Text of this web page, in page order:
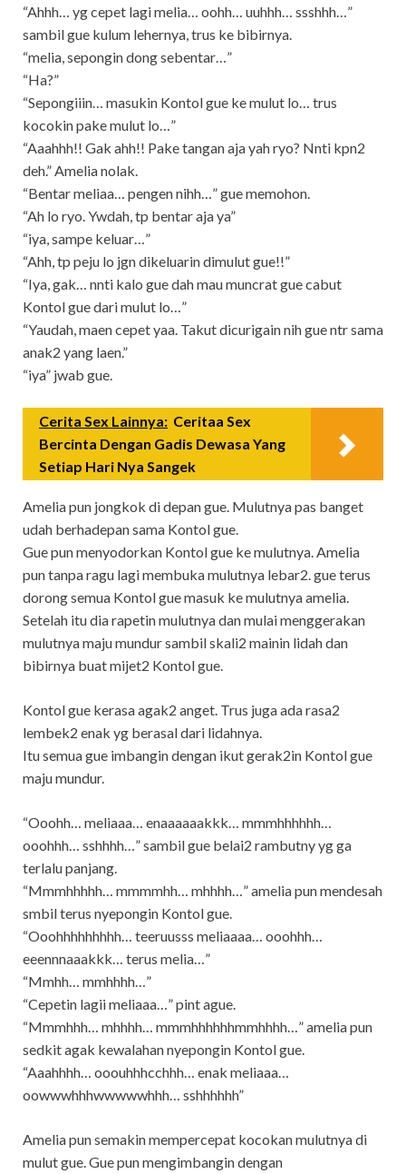
“Ahhh… yg cepet lagi melia… oohh… uuhhh… ssshhh…”
sambil gue kulum lehernya, trus ke bibirnya.
“melia, sepongin dong sebentar…”
“Ha?”
“Sepongiiin… masukin Kontol gue ke mulut lo… trus
kocokin pake mulut lo…”
“Aaahhh!! Gak ahh!! Pake tangan aja yah ryo? Nnti kpn2
deh.” Amelia nolak.
“Bentar meliaa… pengen nihh…” gue memohon.
“Ah lo ryo. Ywdah, tp bentar aja ya”
“iya, sampe keluar…”
“Ahh, tp peju lo jgn dikeluarin dimulut gue!!”
“Iya, gak… nnti kalo gue dah mau muncrat gue cabut
Kontol gue dari mulut lo…”
“Yaudah, maen cepet yaa. Takut dicurigain nih gue ntr sama
anak2 yang laen.”
“iya” jwab gue.
Cerita Sex Lainnya: Ceritaa Sex
Bercinta Dengan Gadis Dewasa Yang
Setiap Hari Nya Sangek
Amelia pun jongkok di depan gue. Mulutnya pas banget
udah berhadepan sama Kontol gue.
Gue pun menyodorkan Kontol gue ke mulutnya. Amelia
pun tanpa ragu lagi membuka mulutnya lebar2. gue terus
dorong semua Kontol gue masuk ke mulutnya amelia.
Setelah itu dia rapetin mulutnya dan mulai menggerakan
mulutnya maju mundur sambil skali2 mainin lidah dan
bibirnya buat mijet2 Kontol gue.
Kontol gue kerasa agak2 anget. Trus juga ada rasa2
lembek2 enak yg berasal dari lidahnya.
Itu semua gue imbangin dengan ikut gerak2in Kontol gue
maju mundur.
“Ooohh… meliaaa… enaaaaaakkk… mmmhhhhhh…
ooohhh… sshhhh…” sambil gue belai2 rambutny yg ga
terlalu panjang.
“Mmmhhhhh… mmmmhh… mhhhh…” amelia pun mendesah
smbil terus nyepongin Kontol gue.
“Ooohhhhhhhhh… teeruusss meliaaaa… ooohhh…
eeennnaaakkk… terus melia…”
“Mmhh… mmhhhh…”
“Cepetin lagii meliaaa…” pint ague.
“Mmmhhh… mhhhh… mmmhhhhhhmmhhhh…” amelia pun
sedkit agak kewalahan nyepongin Kontol gue.
“Aaahhhh… ooouhhhcchhh… enak meliaaa…
oowwwhhhwwwwwhhh… sshhhhhh”
Amelia pun semakin mempercepat kocokan mulutnya di
mulut gue. Gue pun mengimbangin dengan